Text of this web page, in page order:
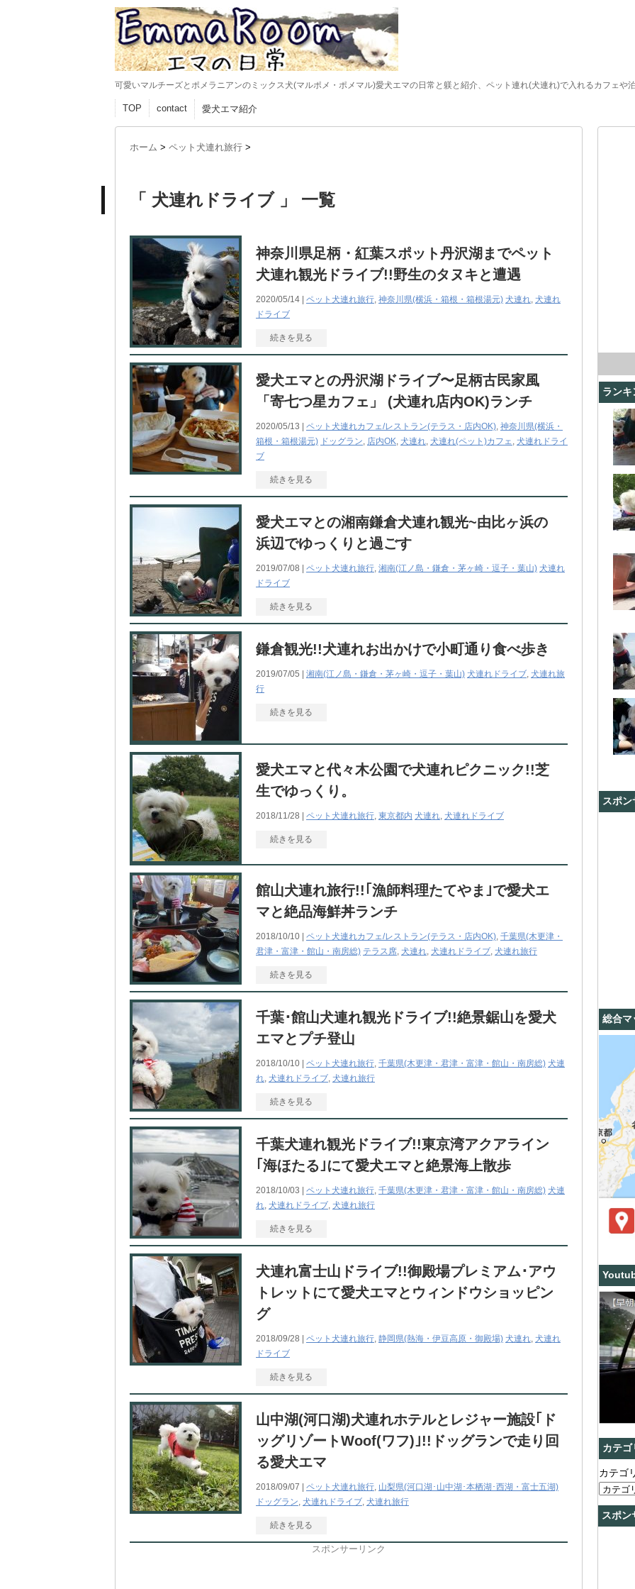
可愛いマルチーズとポメラニアンのミックス犬(マルポメ・ポメマル)愛犬エマの日常と躾と紹介、ペット連れ(犬連れ)で入れるカフェや
TOP contact 愛犬エマ紹介
ホーム > ペット犬連れ旅行 >
「 犬連れドライブ 」 一覧
神奈川県足柄・紅葉スポット丹沢湖までペット
犬連れ観光ドライブ!!野生のタヌキと遭遇
2020/05/14 | ペット犬連れ旅行, 神奈川県(横浜・箱根・箱根湯元) 犬連れ, 犬連れ
ドライブ
続きを見る
愛犬エマとの丹沢湖ドライブ〜足柄古民家風
「寄七つ星カフェ」 (犬連れ店内OK)ランチ
2020/05/13 | ペット犬連れカフェ/レストラン(テラス・店内OK), 神奈川県(横浜・
箱根・箱根湯元) ドッグラン, 店内OK, 犬連れ, 犬連れ(ペット)カフェ, 犬連れドライ
ブ
続きを見る
愛犬エマとの湘南鎌倉犬連れ観光~由比ヶ浜の
浜辺でゆっくりと過ごす
2019/07/08 | ペット犬連れ旅行, 湘南(江ノ島・鎌倉・茅ヶ崎・逗子・葉山) 犬連れ
ドライブ
続きを見る
鎌倉観光!!犬連れお出かけで小町通り食べ歩き
2019/07/05 | 湘南(江ノ島・鎌倉・茅ヶ崎・逗子・葉山) 犬連れドライブ, 犬連れ旅
行
続きを見る
愛犬エマと代々木公園で犬連れピクニック!!芝
生でゆっくり。
2018/11/28 | ペット犬連れ旅行, 東京都内 犬連れ, 犬連れドライブ
続きを見る
館山犬連れ旅行!!｢漁師料理たてやま｣で愛犬エ
マと絶品海鮮丼ランチ
2018/10/10 | ペット犬連れカフェ/レストラン(テラス・店内OK), 千葉県(木更津・
君津・富津・館山・南房総) テラス席, 犬連れ, 犬連れドライブ, 犬連れ旅行
続きを見る
千葉･館山犬連れ観光ドライブ!!絶景鋸山を愛犬
エマとプチ登山
2018/10/10 | ペット犬連れ旅行, 千葉県(木更津・君津・富津・館山・南房総) 犬連
れ, 犬連れドライブ, 犬連れ旅行
続きを見る
千葉犬連れ観光ドライブ!!東京湾アクアライン
｢海ほたる｣にて愛犬エマと絶景海上散歩
2018/10/03 | ペット犬連れ旅行, 千葉県(木更津・君津・富津・館山・南房総) 犬連
れ, 犬連れドライブ, 犬連れ旅行
続きを見る
犬連れ富士山ドライブ!!御殿場プレミアム･アウ
トレットにて愛犬エマとウィンドウショッピン
グ
2018/09/28 | ペット犬連れ旅行, 静岡県(熱海・伊豆高原・御殿場) 犬連れ, 犬連れ
ドライブ
続きを見る
山中湖(河口湖)犬連れホテルとレジャー施設｢ド
ッグリゾートWoof(ワフ)｣!!ドッグランで走り回
る愛犬エマ
2018/09/07 | ペット犬連れ旅行, 山梨県(河口湖･山中湖･本栖湖･西湖・富士五湖)
ドッグラン, 犬連れドライブ, 犬連れ旅行
続きを見る
スポンサーリンク
ランキ
スポ
総合マ
カテゴ
カテゴ
スポン